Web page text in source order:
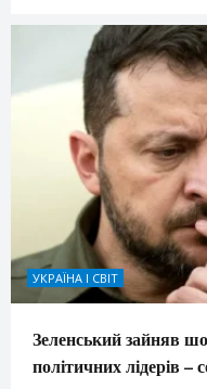
УКРАЇНА І СВІТ
Зеленський зайняв
політичних лідерів –